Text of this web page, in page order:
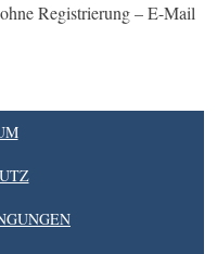
Registrierung – E-Mail